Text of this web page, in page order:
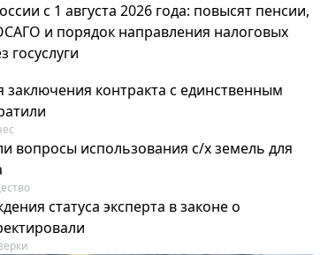
с 1 августа 2026 года: повысят пенсии,
и порядок направления налоговых
госуслуги
заключения контракта с единственным
вопросы использования с/х земель для
статуса эксперта в законе о